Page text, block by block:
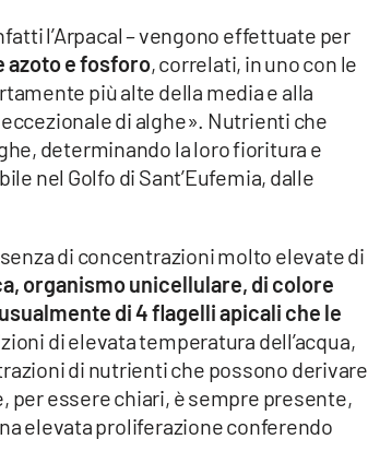
l’Arpacal – vengono effettuate per
azoto e fosforo, correlati, in uno con le
più alte della media e alla
di alghe». Nutrienti che
determinando la loro fioritura e
nel Golfo di Sant’Eufemia, dalle
di concentrazioni molto elevate di
organismo unicellulare, di colore
di 4 flagelli apicali che le
di elevata temperatura dell’acqua,
di nutrienti che possono derivare
per essere chiari, è sempre presente,
elevata proliferazione conferendo